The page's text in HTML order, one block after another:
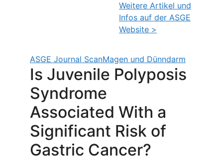
Weitere Artikel und
Infos auf der ASGE
Website >
ASGE Journal ScanMagen und Dünndarm
Is Juvenile Polyposis
Syndrome
Associated With a
Significant Risk of
Gastric Cancer?